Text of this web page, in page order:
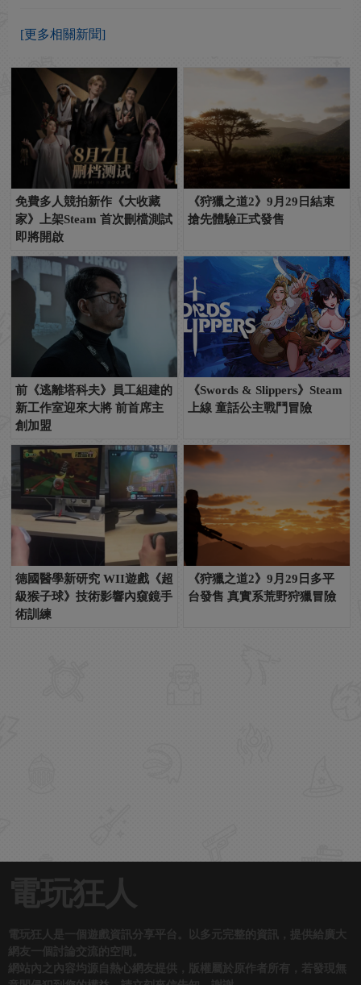
[更多相關新聞]
免費多人競拍新作《大收藏
家》上架Steam 首次刪檔測試
即將開啟
《狩獵之道2》9月29日結束
搶先體驗正式發售
前《逃離塔科夫》員工組建的
新工作室迎來大將 前首席主
創加盟
《Swords & Slippers》Steam
上線 童話公主戰鬥冒險
德國醫學新研究 WII遊戲《超
級猴子球》技術影響內窺鏡手
術訓練
《狩獵之道2》9月29日多平
台發售 真實系荒野狩獵冒險
電玩狂人
電玩狂人是一個遊戲資訊分享平台。以多元完整的資訊，提供給廣大
網友一個討論交流的空間。
網站內之內容均源自熱心網友提供，版權屬於原作者所有，若發現無